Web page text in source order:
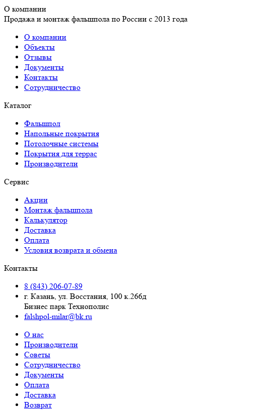
О компании
Продажа и монтаж фальшпола по России с 2013 года
О компании
Объекты
Отзывы
Документы
Контакты
Сотрудничество
Каталог
Фальшпол
Напольные покрытия
Потолочные системы
Покрытия для террас
Производители
Сервис
Акции
Монтаж фальшпола
Калькулятор
Доставка
Оплата
Условия возврата и обмена
Контакты
8 (843) 206-07-89
г. Казань, ул. Восстания, 100 к.266д
Бизнес парк Технополис
falshpol-milar@bk.ru
О нас
Производители
Советы
Сотрудничество
Документы
Оплата
Доставка
Возврат